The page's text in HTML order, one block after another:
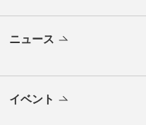
ニュース
イベント